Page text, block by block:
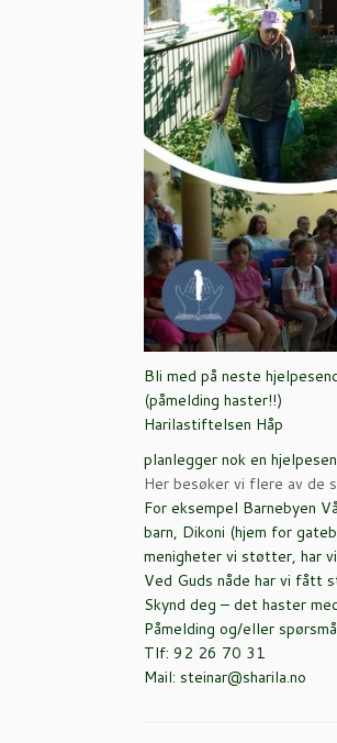
Bli med på neste
(påmelding haster!!)
Harilastiftelsen Håp
planlegger nok en
Her besøker vi flere av de
For eksempel Barnebyen
barn, Dikoni (hjem for
menigheter vi støtter, har
Ved Guds nåde har vi fått
Skynd deg – det haster
Påmelding og/eller
Tlf: 92 26 70 31
Mail: steinar@sharila.no